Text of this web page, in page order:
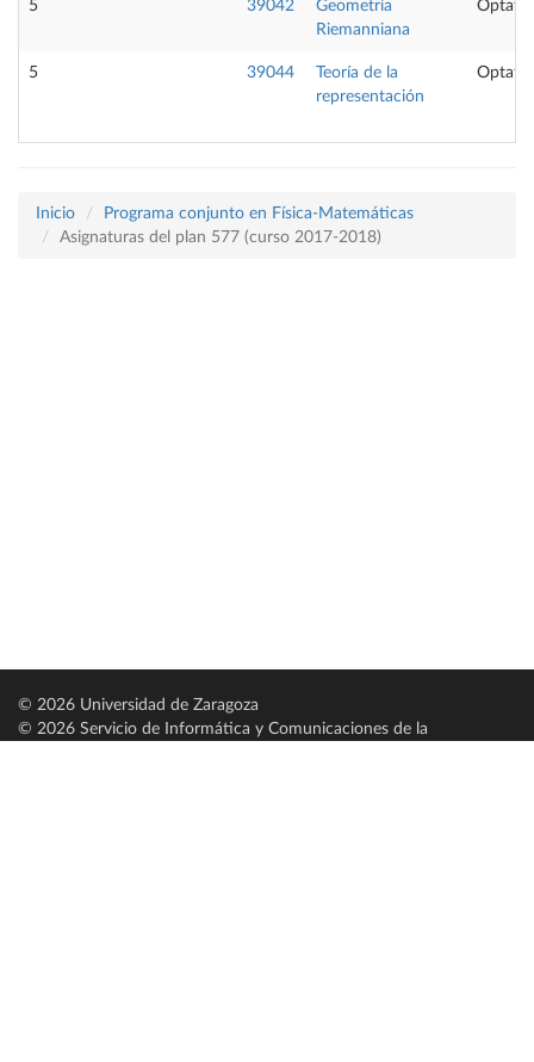
5 39042
Geometría
Riemanniana
5 39044
Teoría de la
representación
Inicio
Programa conjunto en Física-Matemáticas
Asignaturas del plan 577 (curso 2017-2018)
© 2026 Universidad de Zaragoza
© 2026 Servicio de Informática y Comunicaciones de la